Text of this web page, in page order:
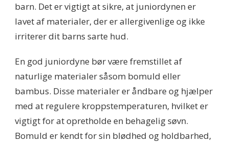
barn. Det er vigtigt at sikre, at juniordynen er
lavet af materialer, der er allergivenlige og ikke
irriterer dit barns sarte hud.
En god juniordyne bør være fremstillet af
naturlige materialer såsom bomuld eller
bambus. Disse materialer er åndbare og hjælper
med at regulere kroppstemperaturen, hvilket er
vigtigt for at opretholde en behagelig søvn.
Bomuld er kendt for sin blødhed og holdbarhed,